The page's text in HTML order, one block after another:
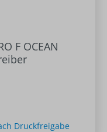
F OCEAN
Druckfreigabe